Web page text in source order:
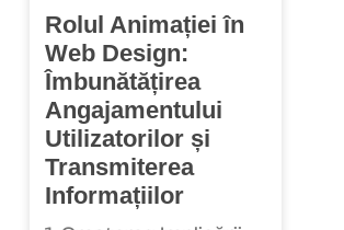
Rolul Animației în
Web Design:
Îmbunătățirea
Angajamentului
Utilizatorilor și
Transmiterea
Informațiilor